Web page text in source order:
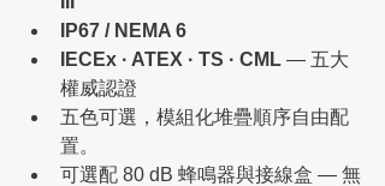
IP67 / NEMA 6
IECEx · ATEX · TS · CML — 五大
權威認證
五色可選，模組化堆疊順序自由配
置。
可選配 80 dB 蜂鳴器與接線盒 — 無